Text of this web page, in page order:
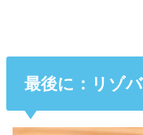
最後に：リゾ